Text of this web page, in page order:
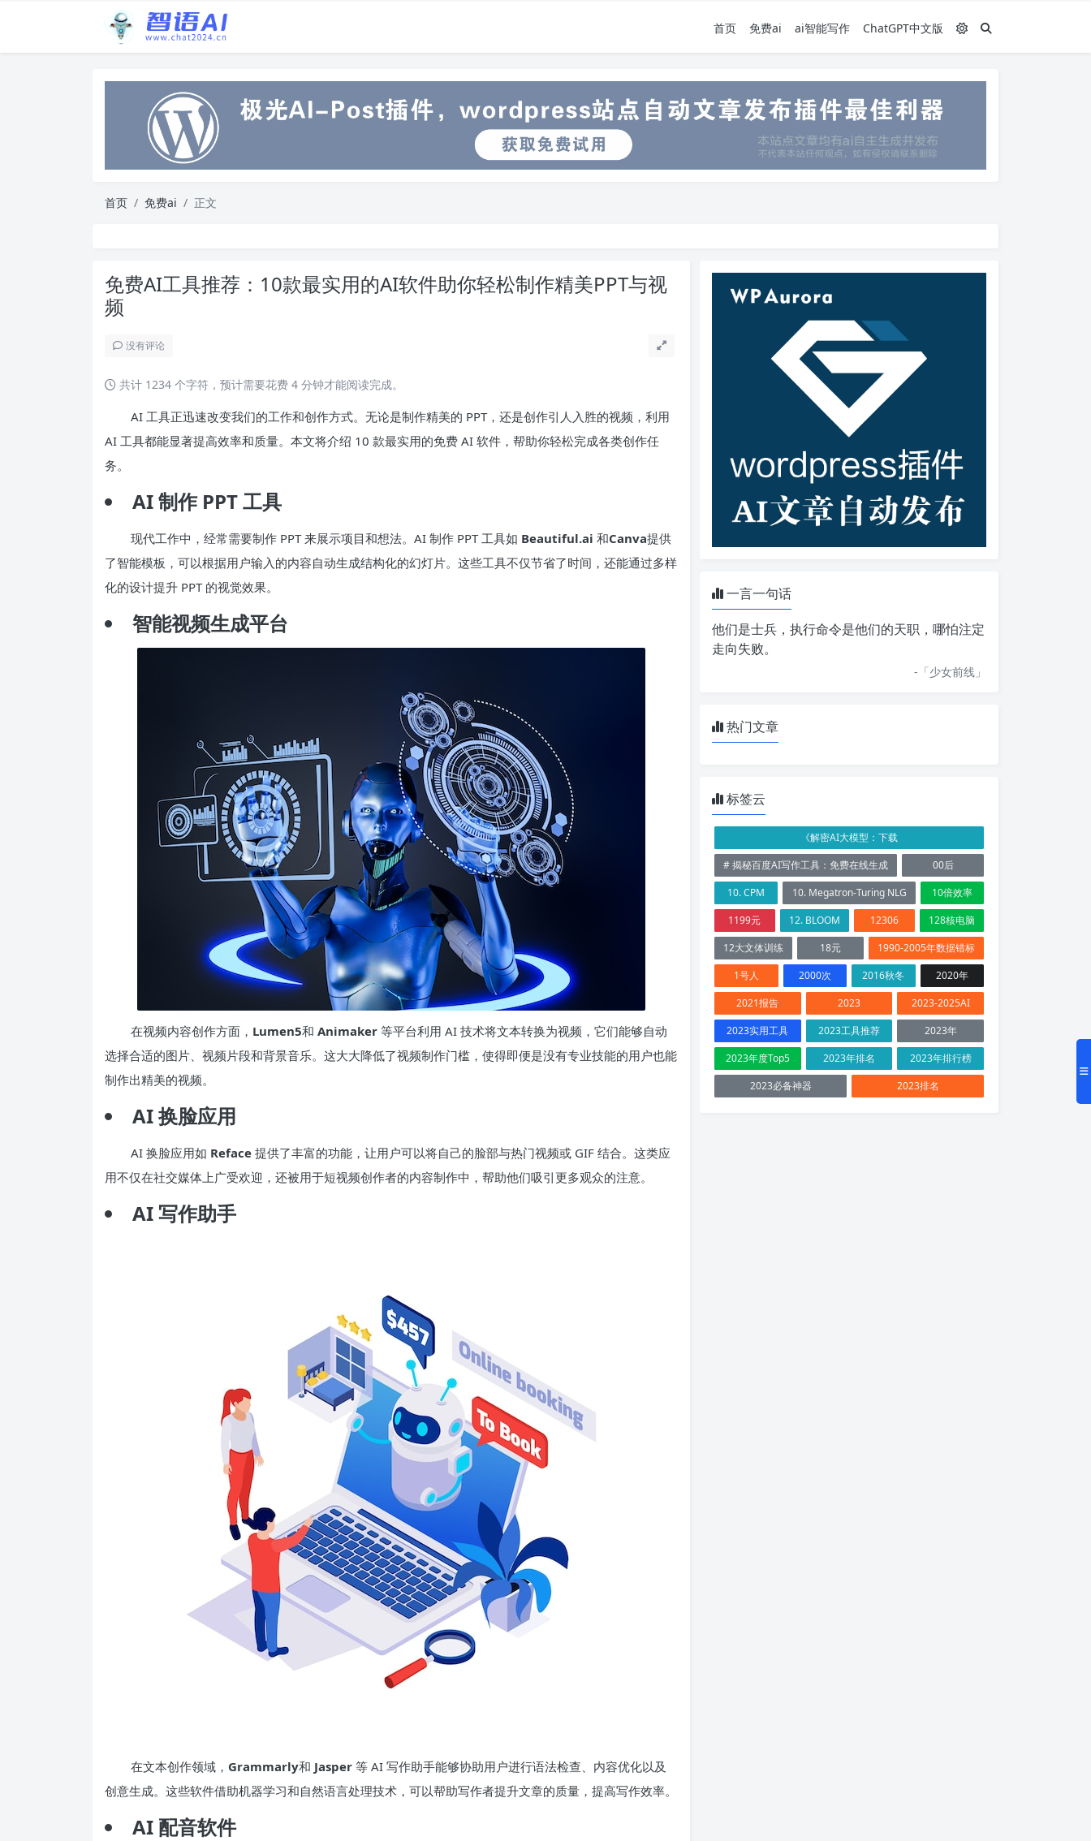
首页 免费ai ai智能写作 ChatGPT中文版
首页 免费ai 正文
免费AI工具推荐：10款最实用的AI软件助你轻松制作精美PPT与视
频
没有评论
共计 1234 个字符，预计需要花费 4 分钟才能阅读完成。
AI 工具正迅速改变我们的工作和创作方式。无论是制作精美的 PPT，还是创作引人入胜的视频，利用
AI 工具都能显著提高效率和质量。本文将介绍 10 款最实用的免费 AI 软件，帮助你轻松完成各类创作任
务。
AI 制作 PPT 工具
现代工作中，经常需要制作 PPT 来展示项目和想法。AI 制作 PPT 工具如 Beautiful.ai 和Canva提供
了智能模板，可以根据用户输入的内容自动生成结构化的幻灯片。这些工具不仅节省了时间，还能通过多样
化的设计提升 PPT 的视觉效果。
智能视频生成平台
在视频内容创作方面， Lumen5和 Animaker 等平台利用 AI 技术将文本转换为视频，它们能够自动
选择合适的图片、视频片段和背景音乐。这大大降低了视频制作门槛，使得即便是没有专业技能的用户也能
制作出精美的视频。
AI 换脸应用
AI 换脸应用如 Reface 提供了丰富的功能，让用户可以将自己的脸部与热门视频或 GIF 结合。这类应
用不仅在社交媒体上广受欢迎，还被用于短视频创作者的内容制作中，帮助他们吸引更多观众的注意。
AI 写作助手
在文本创作领域， Grammarly和 Jasper 等 AI 写作助手能够协助用户进行语法检查、内容优化以及
创意生成。这些软件借助机器学习和自然语言处理技术，可以帮助写作者提升文章的质量，提高写作效率。
AI 配音软件
一言一句话
他们是士兵，执行命令是他们的天职，哪怕注定
走向失败。
-「少女前线 」
热门文章
标签云
《解密AI大模型：下载
# 揭秘百度AI写作工具：免费在线生成
00后
10. CPM
10. Megatron-Turing NLG
10倍效率
1199元
12. BLOOM 12306
128核电脑
12大文体训练
18元
1990-2005年数据错标
1号人
2000次 2016秋冬
2020年
2021报告
2023
2023-2025AI
2023实用工具
2023工具推荐
2023年
2023年度Top5
2023年排名
2023年排行榜
2023必备神器
2023排名